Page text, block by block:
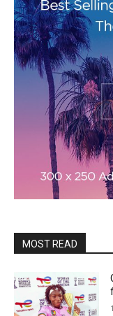
MOST READ